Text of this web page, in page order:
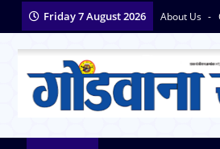
Friday 7 August 2026 About Us